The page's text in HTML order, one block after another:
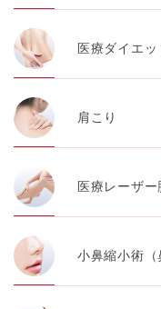
医療ダイエッ
肩こり
医療レーザー
小鼻縮小術（